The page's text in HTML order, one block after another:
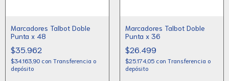
Marcadores Talbot Doble
Punta x 48
$35.962
$34.163,90 con Transferencia o
depósito
Marcadores Talbot Doble
Punta x 36
$26.499
$25.174,05 con Transferencia o
depósito